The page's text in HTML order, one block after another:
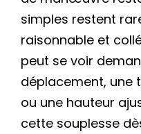
simples restent
raisonnable et
peut se voir
déplacement, une
ou une hauteur
cette souplesse